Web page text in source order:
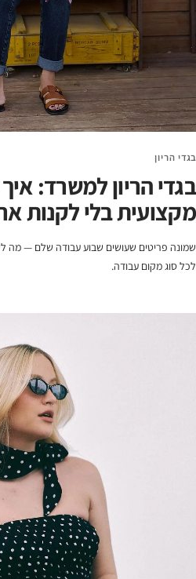
בגדי הריון
בגדי הריון למשרד:
מקצועית בלי לקנות
שמונה פריטים שעושים שבוע עבודה שלם — מה
לכל סוג מקום עבודה.